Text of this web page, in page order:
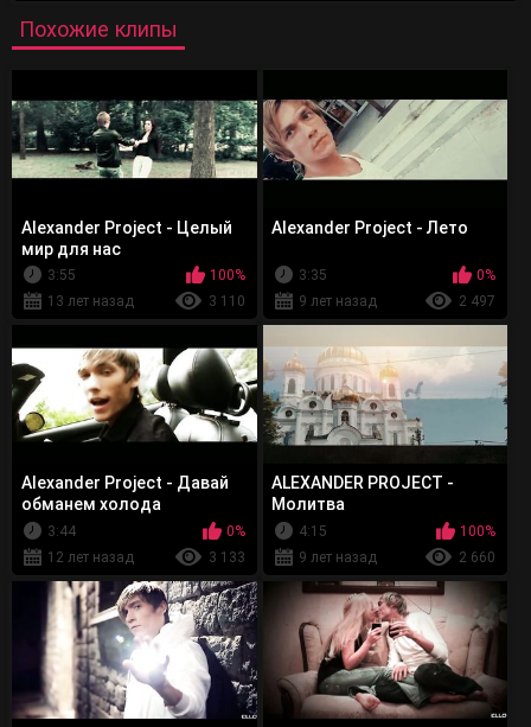
Похожие клипы
Alexander Project - Целый
мир для нас
3:55
100%
13 лет назад
3 110
Alexander Project - Лето
3:35
0%
9 лет назад
2 497
Alexander Project - Давай
обманем холода
3:44
0%
12 лет назад
3 133
ALEXANDER PROJECT -
Молитва
4:15
100%
9 лет назад
2 660